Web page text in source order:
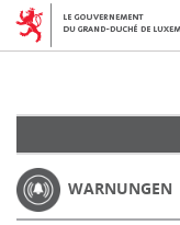
WARNUNGEN